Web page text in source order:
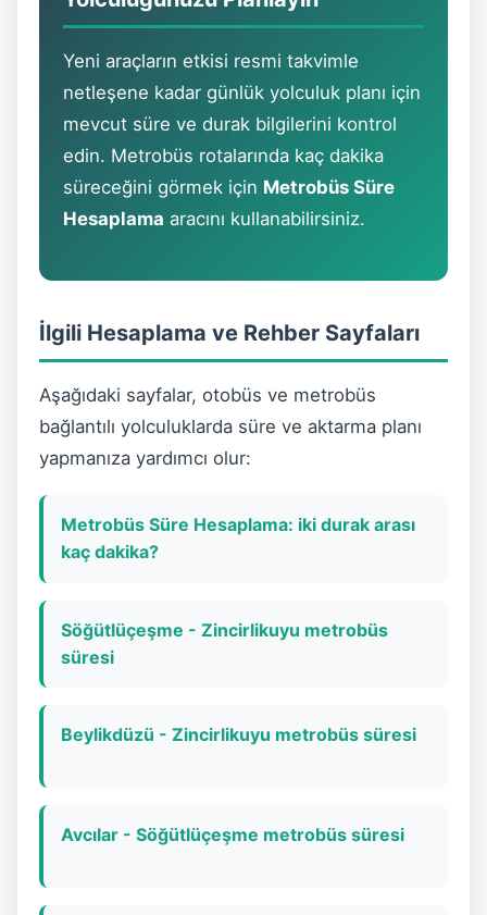
Yeni araçların etkisi resmi takvimle
netleşene kadar günlük yolculuk planı için
mevcut süre ve durak bilgilerini kontrol
edin. Metrobüs rotalarında kaç dakika
süreceğini görmek için Metrobüs Süre
Hesaplama aracını kullanabilirsiniz.
İlgili Hesaplama ve Rehber Sayfaları
Aşağıdaki sayfalar, otobüs ve metrobüs
bağlantılı yolculuklarda süre ve aktarma planı
yapmanıza yardımcı olur:
Metrobüs Süre Hesaplama: iki durak arası
kaç dakika?
Söğütlüçeşme - Zincirlikuyu metrobüs
süresi
Beylikdüzü - Zincirlikuyu metrobüs süresi
Avcılar - Söğütlüçeşme metrobüs süresi